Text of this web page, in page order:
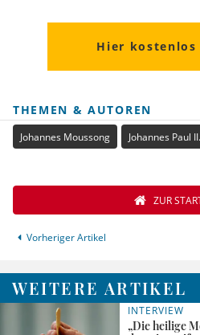
Hier
THEMEN & AUTOREN
Johannes Moussong Johannes Paul II.
Vorheriger Artikel
ZUR
WEITERE ARTIKEL
INTERVIEW
„Die heilige